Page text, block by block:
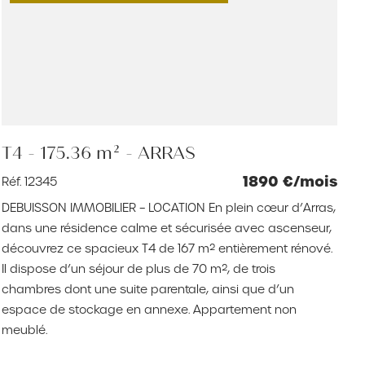
T4 - 175.36 m² - ARRAS
1890 €/mois
Réf. 12345
DEBUISSON IMMOBILIER – LOCATION En plein cœur d’Arras,
dans une résidence calme et sécurisée avec ascenseur,
découvrez ce spacieux T4 de 167 m² entièrement rénové.
Il dispose d’un séjour de plus de 70 m², de trois
chambres dont une suite parentale, ainsi que d’un
espace de stockage en annexe. Appartement non
meublé.